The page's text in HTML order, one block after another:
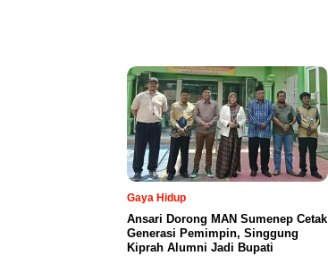
Gaya Hidup
Ansari Dorong MAN Sumenep Cetak
Generasi Pemimpin, Singgung
Kiprah Alumni Jadi Bupati